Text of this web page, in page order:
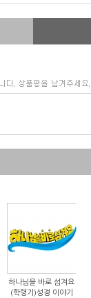
하나님을 바로 섬겨요
(학령기)성경 이야기